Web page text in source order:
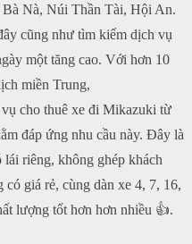
Nà, Núi Thần Tài, Hội An.
cũng như tìm kiếm dịch vụ
một tăng cao. Với hơn 10
miền Trung,
cho thuê xe đi Mikazuki từ
đáp ứng nhu cầu này. Đây là
riêng, không ghép khách
giá rẻ, cùng dàn xe 4, 7, 16,
lượng tốt hơn hơn nhiều 👍.